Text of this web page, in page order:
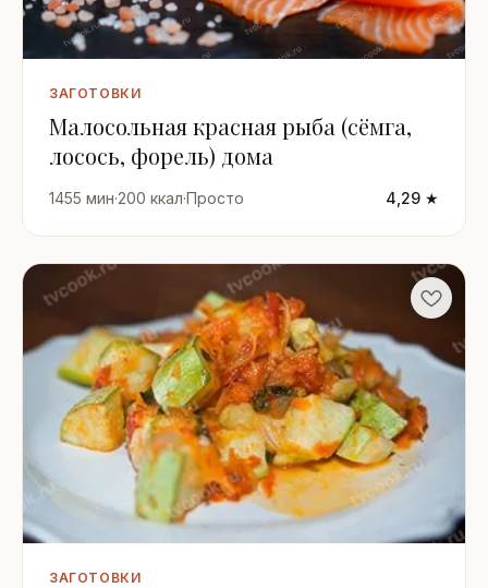
ЗАГОТОВКИ
Малосольная красная рыба (сёмга,
лосось, форель) дома
1455 мин·200 ккал·Просто 4,29 ★
ЗАГОТОВКИ